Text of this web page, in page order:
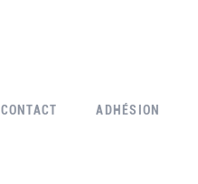
CONTACT ADHÉSION